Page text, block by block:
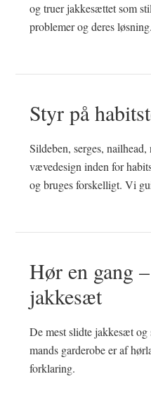
og truer jakkesættet som
problemer og deres løsning.
Styr på
Sildeben, serges,
vævedesign inden for
og bruges forskelligt. Vi
Hør en gang
jakkesæt
De mest slidte jakkesæt
mands garderobe er af
forklaring.